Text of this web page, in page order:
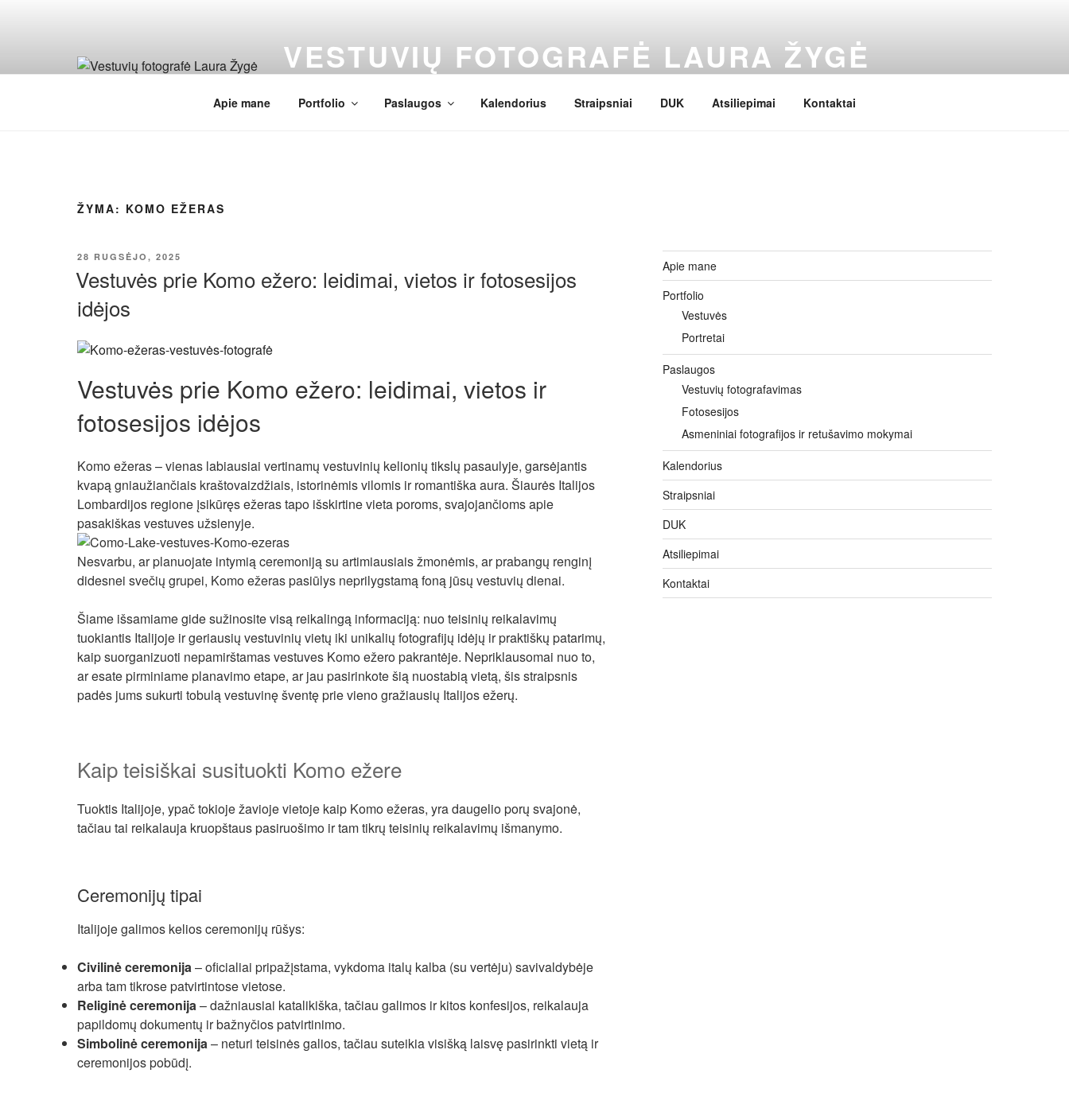
VESTUVIŲ FOTOGRAFĖ LAURA ŽYGĖ
Apie mane Portfolio Paslaugos Kalendorius Straipsniai DUK Atsiliepimai Kontaktai
ŽYMA: KOMO EŽERAS
PASKELBTA
28 RUGSĖJO, 2025
Vestuvės prie Komo ežero: leidimai, vietos ir fotosesijos
idėjos
Vestuvės prie Komo ežero: leidimai, vietos ir
fotosesijos idėjos
Komo ežeras – vienas labiausiai vertinamų vestuvinių kelionių tikslų pasaulyje, garsėjantis
kvapą gniaužiančiais kraštovaizdžiais, istorinėmis vilomis ir romantiška aura. Šiaurės Italijos
Lombardijos regione įsikūręs ežeras tapo išskirtine vieta poroms, svajojančioms apie
pasakiškas vestuves užsienyje.
Nesvarbu, ar planuojate intymią ceremoniją su artimiausiais žmonėmis, ar prabangų renginį
didesnei svečių grupei, Komo ežeras pasiūlys neprilygstamą foną jūsų vestuvių dienai.
Šiame išsamiame gide sužinosite visą reikalingą informaciją: nuo teisinių reikalavimų
tuokiantis Italijoje ir geriausių vestuvinių vietų iki unikalių fotografijų idėjų ir praktiškų patarimų,
kaip suorganizuoti nepamirštamas vestuves Komo ežero pakrantėje. Nepriklausomai nuo to,
ar esate pirminiame planavimo etape, ar jau pasirinkote šią nuostabią vietą, šis straipsnis
padės jums sukurti tobulą vestuvinę šventę prie vieno gražiausių Italijos ežerų.
Kaip teisiškai susituokti Komo ežere
Tuoktis Italijoje, ypač tokioje žavioje vietoje kaip Komo ežeras, yra daugelio porų svajonė,
tačiau tai reikalauja kruopštaus pasiruošimo ir tam tikrų teisinių reikalavimų išmanymo.
Ceremonijų tipai
Italijoje galimos kelios ceremonijų rūšys:
Civilinė ceremonija– oficialiai pripažįstama, vykdoma italų kalba (su vertėju) savivaldybėje
arba tam tikrose patvirtintose vietose.
Religinė ceremonija– dažniausiai katalikiška, tačiau galimos ir kitos konfesijos, reikalauja
papildomų dokumentų ir bažnyčios patvirtinimo.
Simbolinė ceremonija– neturi teisinės galios, tačiau suteikia visišką laisvę pasirinkti vietą ir
ceremonijos pobūdį.
Apie mane
Portfolio
Vestuvės
Portretai
Paslaugos
Vestuvių fotografavimas
Fotosesijos
Asmeniniai fotografijos ir retušavimo mokymai
Kalendorius
Straipsniai
DUK
Atsiliepimai
Kontaktai